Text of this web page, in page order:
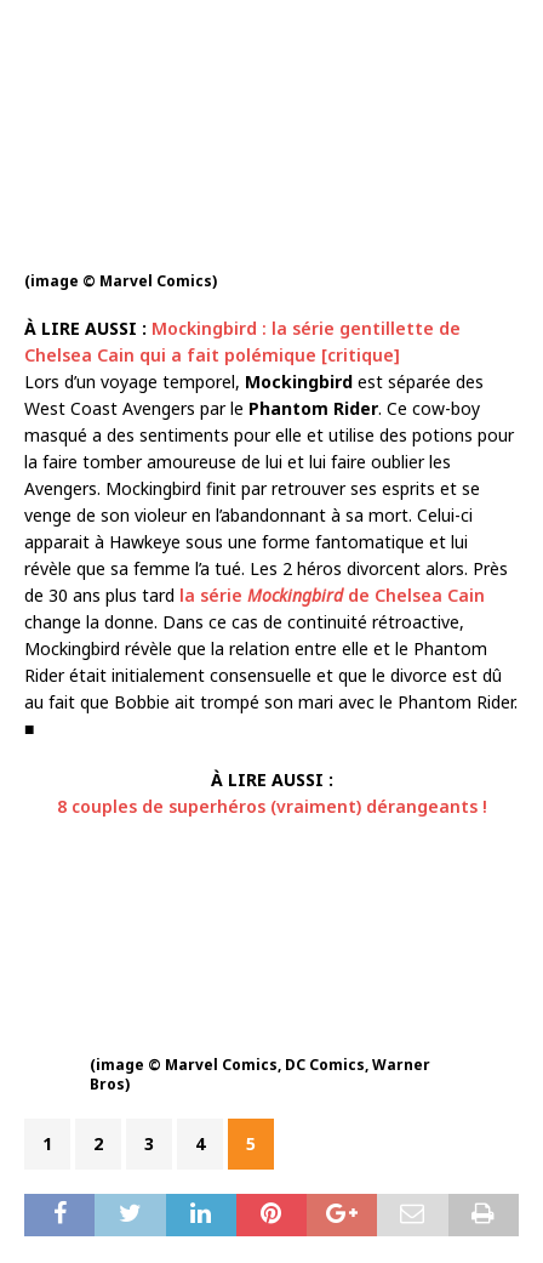
(image © Marvel Comics)
À LIRE AUSSI : Mockingbird : la série gentillette de
Chelsea Cain qui a fait polémique [critique]
Lors d’un voyage temporel, Mockingbird est séparée des
West Coast Avengers par le Phantom Rider. Ce cow-boy
masqué a des sentiments pour elle et utilise des potions pour
la faire tomber amoureuse de lui et lui faire oublier les
Avengers. Mockingbird finit par retrouver ses esprits et se
venge de son violeur en l’abandonnant à sa mort. Celui-ci
apparait à Hawkeye sous une forme fantomatique et lui
révèle que sa femme l’a tué. Les 2 héros divorcent alors. Près
de 30 ans plus tard la série Mockingbirdde Chelsea Cain
change la donne. Dans ce cas de continuité rétroactive,
Mockingbird révèle que la relation entre elle et le Phantom
Rider était initialement consensuelle et que le divorce est dû
au fait que Bobbie ait trompé son mari avec le Phantom Rider.
■
À LIRE AUSSI :
8 couples de superhéros (vraiment) dérangeants !
(image © Marvel Comics, DC Comics, Warner
Bros)
1 2 3 4 5